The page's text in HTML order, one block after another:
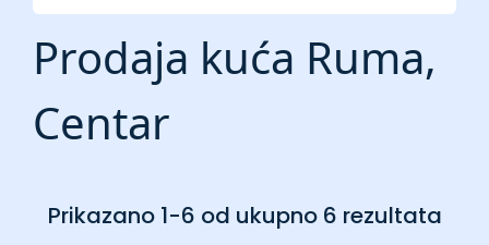
Prodaja kuća Ruma,
Centar
Prikazano 1-6 od ukupno 6 rezultata